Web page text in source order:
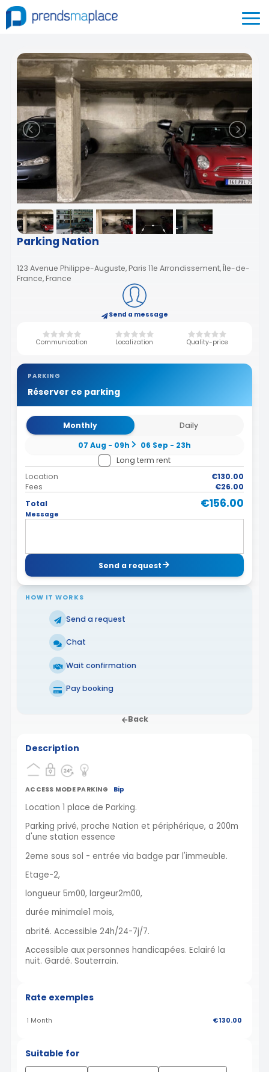
Parking Nation
123 Avenue Philippe-Auguste, Paris 11e Arrondissement, Île-de-
France, France
Send a message
Communication Localization Quality-price
PARKING
Réserver ce parking
Monthly
Daily
07 Aug - 09h
06 Sep - 23h
Long term rent
Location
€130.00
Fees
€26.00
Total
€156.00
Message
Send a request
HOW IT WORKS
Send a request
Chat
Wait confirmation
Pay booking
Back
Description
ACCESS MODE PARKING Bip
Location 1 place de Parking.
Parking privé, proche Nation et périphérique, a 200m
d'une station essence
2eme sous sol - entrée via badge par l'immeuble.
Etage-2,
longueur 5m00, largeur2m00,
durée minimale1 mois,
abrité. Accessible 24h/24-7j/7.
Accessible aux personnes handicapées. Eclairé la
nuit. Gardé. Souterrain.
Rate exemples
1 Month €130.00
Suitable for